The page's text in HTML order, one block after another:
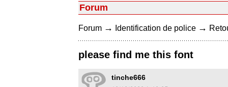
Forum
Forum → Identification de police →
please find me this font
tinche666